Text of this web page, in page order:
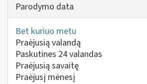
Parodymo data
Bet kuriuo metu
Praėjusią valandą
Paskutines 24 valandas
Praėjusią savaitę
Praėjusį mėnesį